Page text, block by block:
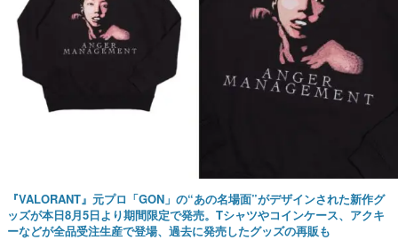
『VALORANT』元プロ「GON」の“あの名場面”がデザインされた新作グ
ッズが本日8月5日より期間限定で発売。Tシャツやコインケース、アクキ
ーなどが全品受注生産で登場、過去に発売したグッズの再販も